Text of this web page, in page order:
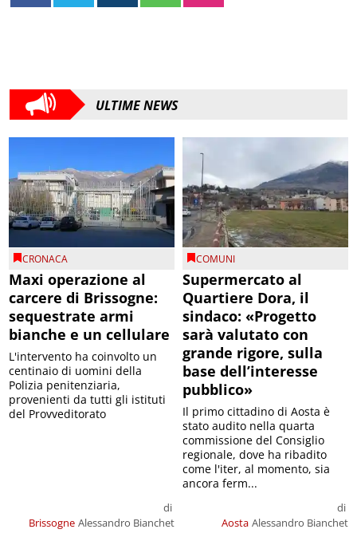
ULTIME NEWS
CRONACA
Maxi operazione al
carcere di Brissogne:
sequestrate armi
bianche e un cellulare
Brissogne
di
Alessandro Bianchet
L'intervento ha coinvolto un
centinaio di uomini della
Polizia penitenziaria,
provenienti da tutti gli istituti
del Provveditorato
COMUNI
Supermercato al
Quartiere Dora, il
sindaco: «Progetto
sarà valutato con
grande rigore, sulla
base dell’interesse
pubblico»
Aosta
di
Alessandro Bianchet
Il primo cittadino di Aosta è
stato audito nella quarta
commissione del Consiglio
regionale, dove ha ribadito
come l'iter, al momento, sia
ancora ferm...